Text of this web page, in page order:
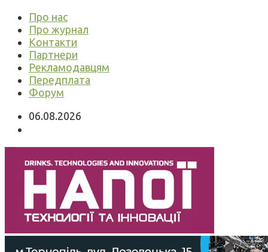
Про нас
Про журнал
Контакти
Партнери
Рекламодавцям
Передплата
Форум
06.08.2026